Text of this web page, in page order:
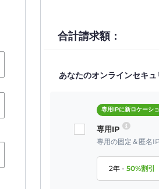
合計請求額：
あなたのオンラインセキ
専用IPに新ロケーシ
専用IP
専用の固定＆匿名
2年-50%割引